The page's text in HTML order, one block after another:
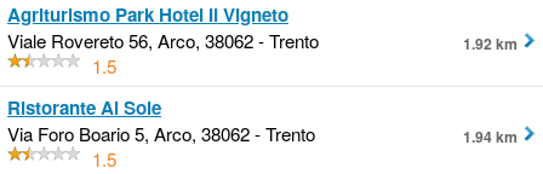
Agriturismo Park Hotel Il Vigneto
Viale Rovereto 56, Arco, 38062 - Trento
1.5
1.92 km
Ristorante Al Sole
Via Foro Boario 5, Arco, 38062 - Trento
1.5
1.94 km